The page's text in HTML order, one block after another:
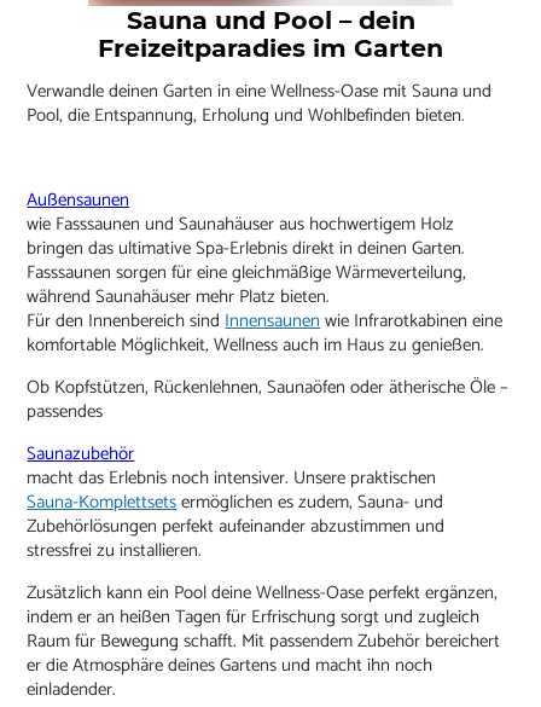
Sauna und Pool – dein
Freizeitparadies im Garten
Verwandle deinen Garten in eine Wellness-Oase mit Sauna und
Pool, die Entspannung, Erholung und Wohlbefinden bieten.
Außensaunen
wie Fasssaunen und Saunahäuser aus hochwertigem Holz
bringen das ultimative Spa-Erlebnis direkt in deinen Garten.
Fasssaunen sorgen für eine gleichmäßige Wärmeverteilung,
während Saunahäuser mehr Platz bieten.
Für den Innenbereich sindInnensaunenwie Infrarotkabinen eine
komfortable Möglichkeit, Wellness auch im Haus zu genießen.
Ob Kopfstützen, Rückenlehnen, Saunaöfen oder ätherische Öle –
passendes
Saunazubehör
macht das Erlebnis noch intensiver. Unsere praktischen
Sauna-Komplettsetsermöglichen es zudem, Sauna- und
Zubehörlösungen perfekt aufeinander abzustimmen und
stressfrei zu installieren.
Zusätzlich kann ein Pool deine Wellness-Oase perfekt ergänzen,
indem er an heißen Tagen für Erfrischung sorgt und zugleich
Raum für Bewegung schafft. Mit passendem Zubehör bereichert
er die Atmosphäre deines Gartens und macht ihn noch
einladender.